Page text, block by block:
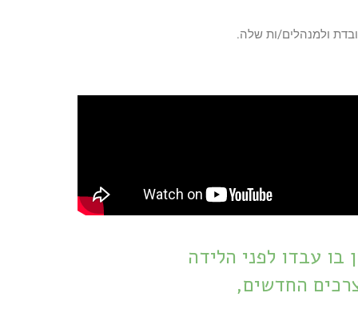
ולמנהלים/ות שלה.
בו עבדו לפני הלידה
החדשים,